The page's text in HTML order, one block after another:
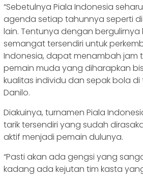
“Sebetulnya Piala Indonesia
agenda setiap tahunnya seperti
lain. Tentunya dengan bergulirnya
semangat tersendiri untuk
Indonesia, dapat menambah jam
pemain muda yang diharapkan
kualitas individu dan sepak bola di
Danilo.
Diakuinya, turnamen Piala
tarik tersendiri yang sudah
aktif menjadi pemain dulunya.
“Pasti akan ada gengsi yang
kadang ada kejutan tim kasta